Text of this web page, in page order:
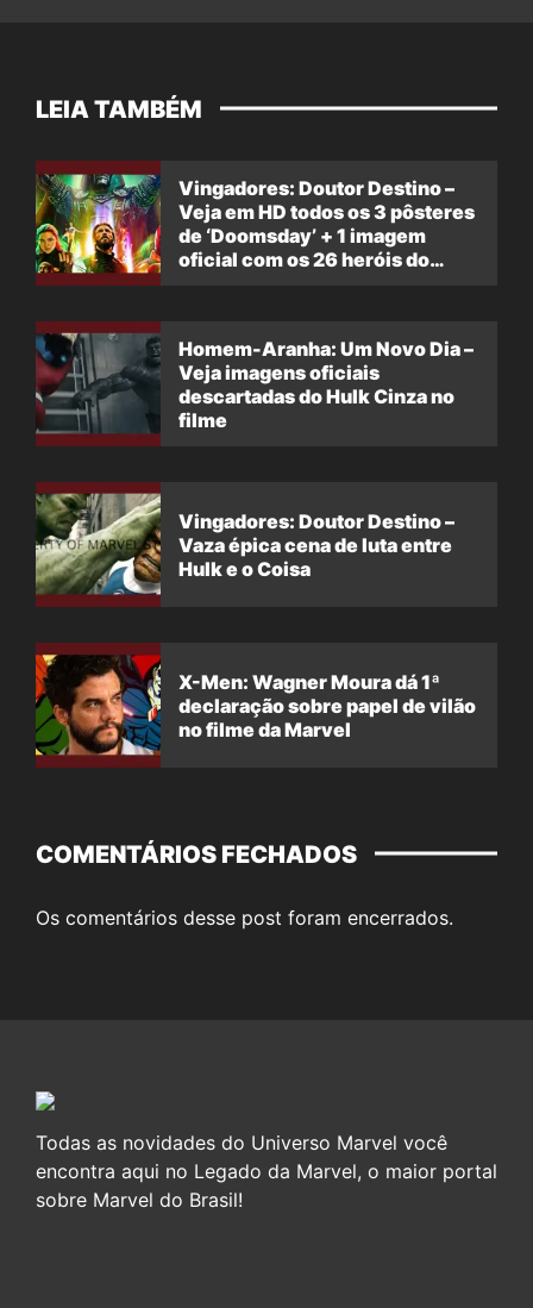
LEIA TAMBÉM
Vingadores: Doutor Destino –
Veja em HD todos os 3 pôsteres
de ‘Doomsday’ + 1 imagem
oficial com os 26 heróis do
Homem-Aranha: Um Novo Dia –
Veja imagens oficiais
descartadas do Hulk Cinza no
filme
Vingadores: Doutor Destino –
Vaza épica cena de luta entre
Hulk e o Coisa
X-Men: Wagner Moura dá 1ª
declaração sobre papel de vilão
no filme da Marvel
COMENTÁRIOS FECHADOS
Os comentários desse post foram encerrados.
Todas as novidades do Universo Marvel você
encontra aqui no Legado da Marvel, o maior portal
sobre Marvel do Brasil!